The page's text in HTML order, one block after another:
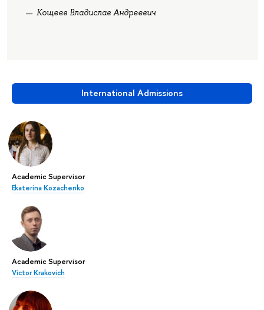
International Admissions
Academic Supervisor
Ekaterina Kozachenko
Academic Supervisor
Victor Krakovich
Кощеев Владислав Андреевич